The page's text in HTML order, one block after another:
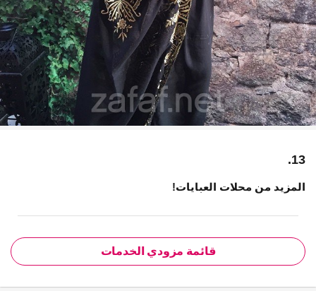
13.
المزيد من محلات العبايات!
قائمة مزودي الخدمات